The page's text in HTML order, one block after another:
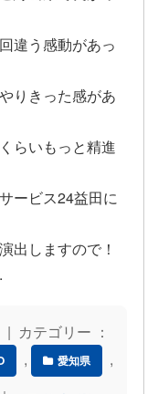
違う感動があっ
りきった感があ
らいもっと精進
ービス24益田に
出しますので！
カテゴリー ：
, 愛知県 ,